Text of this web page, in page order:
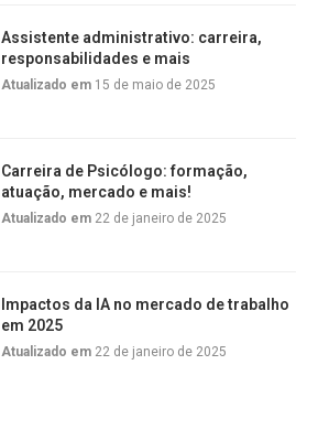
Assistente administrativo: carreira,
responsabilidades e mais
Atualizado em 15 de maio de 2025
Carreira de Psicólogo: formação,
atuação, mercado e mais!
Atualizado em 22 de janeiro de 2025
Impactos da IA no mercado de trabalho
em 2025
Atualizado em 22 de janeiro de 2025